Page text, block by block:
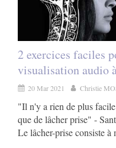
2 exercices faciles
visualisation audio
20 Mar 2021 Christie
"Il n'y a rien de plus
que de lâcher prise" -
Le lâcher-prise consiste à